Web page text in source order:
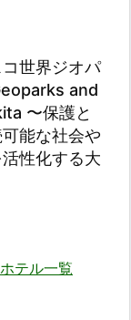
世界ジオパ
and
〜保護と
能な社会や
性化する大
テル一覧